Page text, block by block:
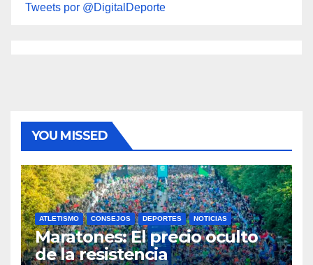
Tweets por @DigitalDeporte
YOU MISSED
ATLETISMO CONSEJOS DEPORTES NOTICIAS
Maratones: El precio oculto
de la resistencia